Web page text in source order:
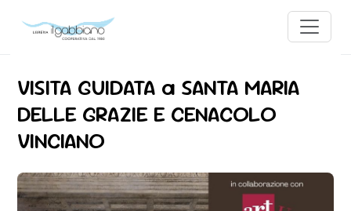
VISITA GUIDATA a SANTA MARIA
DELLE GRAZIE E CENACOLO
VINCIANO